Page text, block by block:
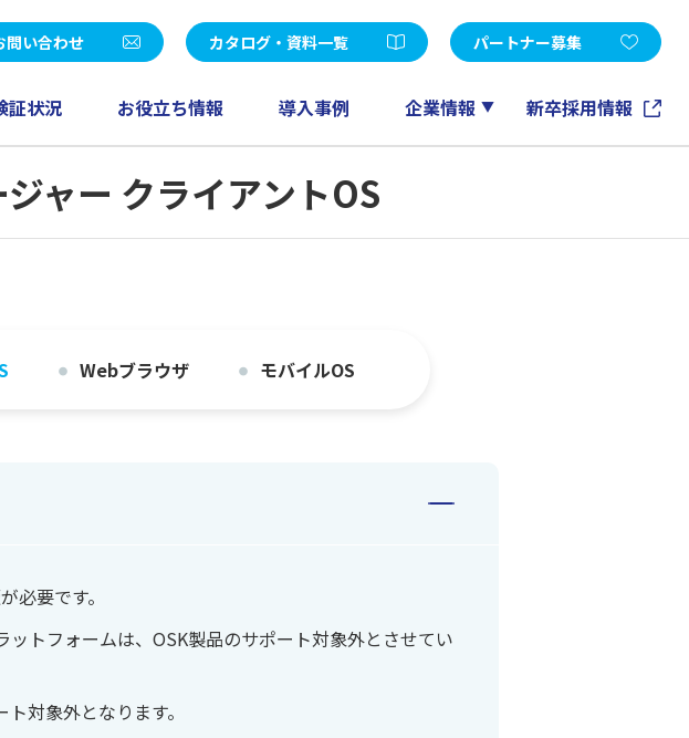
問い合わせ カタログ・資料一覧 パートナー募集
証状況 お役立ち情報 導入事例 企業情報 新卒採用情報
V Air / eValue V 2nd Edition
キュメント管理
Microsoft365
GeneXus
その他
ャー クライアントOS
Webブラウザ モバイルOS
必要です。
トフォームは、OSK製品のサポート対象外とさせてい
対象外となります。